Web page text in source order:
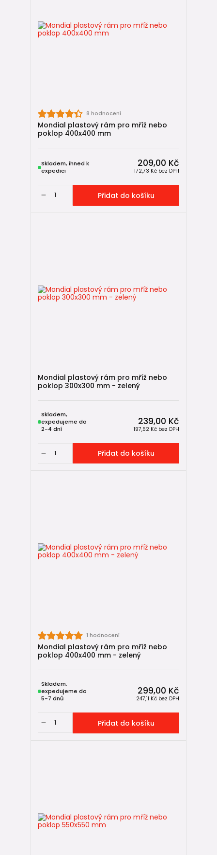
vlastním litinovým rámem.
👉 Související kategorie:
KG kanalizace
Revizní šachty
Kabelové chráničky
Zpětné klapky
Vpusti, gajgry a žlaby
PE trubky a tvarovky pro venkovní rozvody vody
8 hodnocení
Mondial plastový rám pro mříž nebo
poklop 400x400 mm
209,00 Kč
172,73 Kč bez DPH
Skladem, ihned k
expedici
Přidat do košíku
Mondial plastový rám pro mříž nebo
poklop 300x300 mm - zelený
239,00 Kč
197,52 Kč bez DPH
Skladem,
expedujeme do
2-4 dní
Přidat do košíku
1 hodnocení
Mondial plastový rám pro mříž nebo
poklop 400x400 mm - zelený
299,00 Kč
247,11 Kč bez DPH
Skladem,
expedujeme do
5-7 dnů
Přidat do košíku